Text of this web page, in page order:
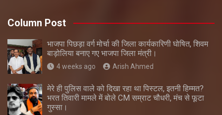
Column Post
भाजपा पिछड़ा वर्ग मोर्चा की जिला कार्यकारिणी घोषित, शिवम
बाड़ोलिया बनाए गए भाजपा जिला मंत्री।
4 weeks ago Arish Ahmed
मेरे ही पुलिस वाले को दिखा रहा था पिस्टल, इतनी हिम्मत?
भरत तिवारी मामले में बोले CM सम्राट चौधरी, मंच से फूटा
गुस्सा।